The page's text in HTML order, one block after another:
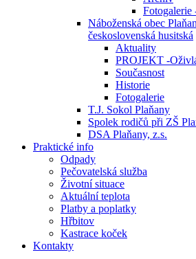
Fotogalerie
Náboženská obec
československá husitská
Aktuality
PROJEKT -
Současnost
Historie
Fotogalerie
T.J. Sokol Plaňany
Spolek rodičů při ZŠ
DSA Plaňany, z.s.
Praktické info
Odpady
Pečovatelská služba
Životní situace
Aktuální teplota
Platby a poplatky
Hřbitov
Kastrace koček
Kontakty